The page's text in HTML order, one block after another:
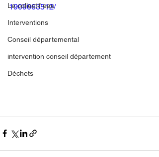
Le collectif eau
Interventions
Conseil départemental
intervention conseil département
Déchets
1909063512/